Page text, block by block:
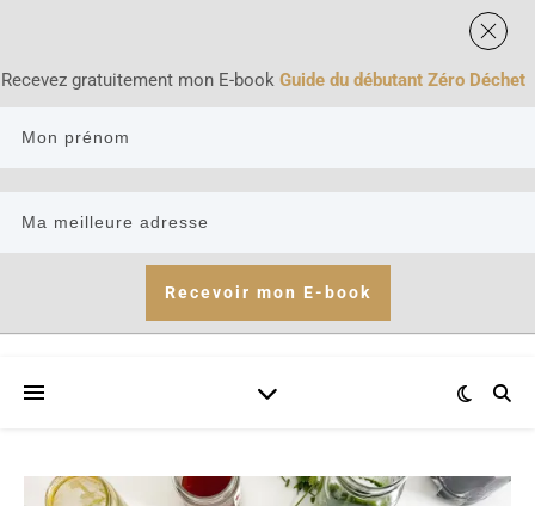
Recevez gratuitement mon E-book Guide du débutant Zéro Déchet
Recevoir mon E-book